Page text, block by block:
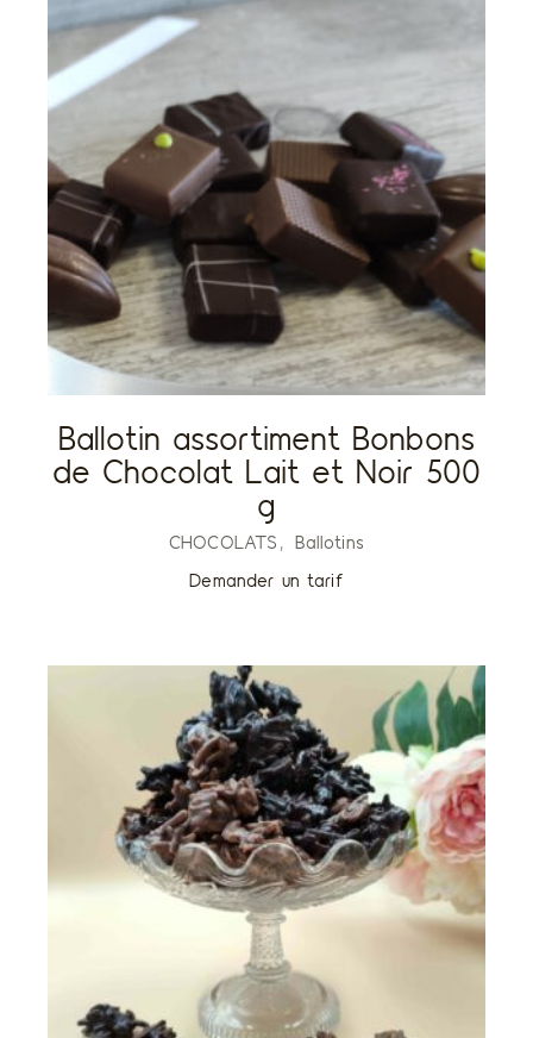
Ballotin assortiment Bonbons
de Chocolat Lait et Noir 500
g
CHOCOLATS
Ballotins
Demander un tarif